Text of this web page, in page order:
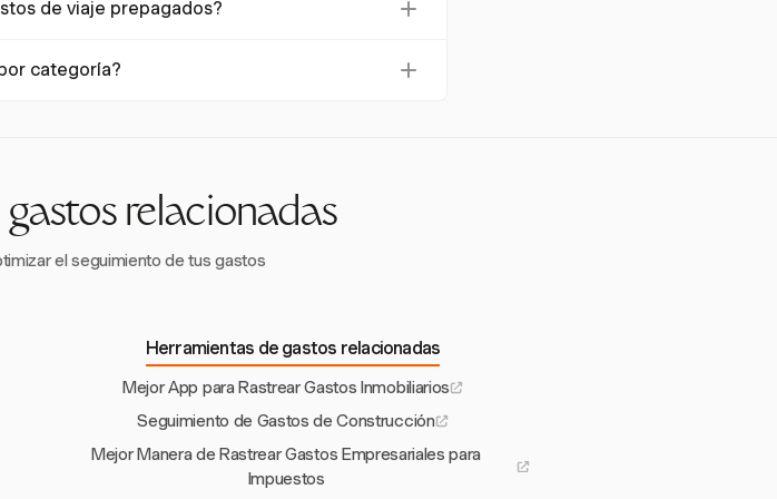
los datos en tiempo real. La sincronización regular actúa
de viaje prepagados?
gastos para un seguimiento y reporte completos.
categoría?
relacionadas
el seguimiento de tus gastos
Herramientas de gastos relacionadas
Mejor App para Rastrear Gastos Inmobiliarios
Seguimiento de Gastos de Construcción
Mejor Manera de Rastrear Gastos Empresariales para
Impuestos